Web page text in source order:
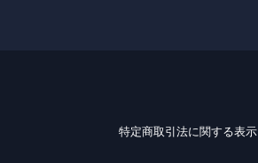
特定商取引法に関する表示